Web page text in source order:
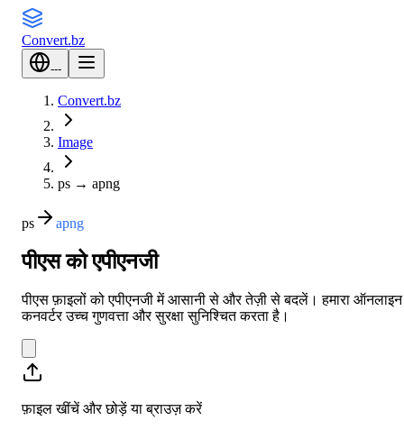
Convert.bz
---
Convert.bz
Image
ps → apng
ps apng
पीएस को एपीएनजी
पीएस फ़ाइलों को एपीएनजी में आसानी से और तेज़ी से बदलें। हमारा ऑनलाइन
कनवर्टर उच्च गुणवत्ता और सुरक्षा सुनिश्चित करता है।
फ़ाइल खींचें और छोड़ें या ब्राउज़ करें